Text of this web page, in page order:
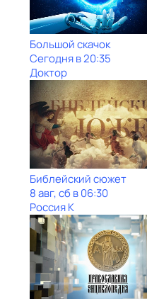
Большой скачок
Сегодня в 20:35
Доктор
Библейский сюжет
8 авг, сб в 06:30
Россия К